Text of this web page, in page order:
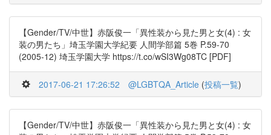
【Gender/TV/中世】赤阪俊一「異性装から見た男と女(4) : 女
装の男たち」埼玉学園大学紀要 人間学部篇 5巻 P.59-70
(2005-12) 埼玉学園大学 https://t.co/wSI3Wg08TC [PDF]
2017-06-21 17:26:52 @LGBTQA_Article (投稿一覧)
【Gender/TV/中世】赤阪俊一「異性装から見た男と女(4) : 女